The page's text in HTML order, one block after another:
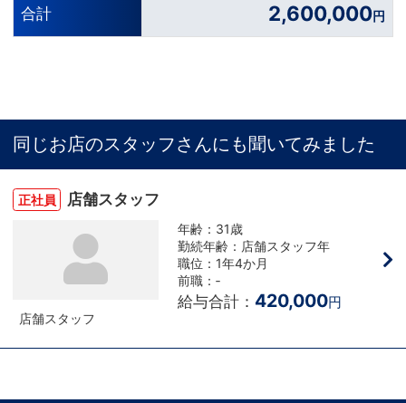
合計 2,600,000円
同じお店のスタッフさんにも聞いてみました
正社員 店舗スタッフ
店舗スタッフ
年齢：31歳
勤続年齢：店舗スタッフ年
職位：1年4か月
前職：‐
給与合計： 420,000円